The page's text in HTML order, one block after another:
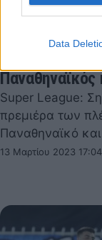
Data
Super League:
πρεμιέρα των
Παναθηναϊκό
13 Μαρτίου 2023 17:04